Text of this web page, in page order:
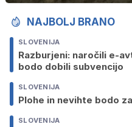
NAJBOLJ BRANO
SLOVENIJA
Razburjeni: naročili e-
bodo dobili subvencijo
SLOVENIJA
Plohe in nevihte bodo
SLOVENIJA